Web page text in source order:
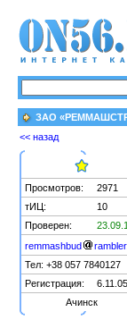
ЗАО
<< назад
Просмотров:
2971
тИЦ:
10
Проверен:
remmashbud
Тел: +38 057 7840127
Регистрация:
6.11.05
Ачинск